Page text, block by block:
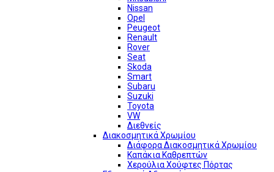
Nissan
Opel
Peugeot
Renault
Rover
Seat
Skoda
Smart
Subaru
Suzuki
Toyota
VW
Διεθνείς
Διακοσμητικά Χρωμίου
Διάφορα Διακοσμητικά Χρωμίου
Καπάκια Καθρεπτών
Χερούλια Χούφτες Πόρτας